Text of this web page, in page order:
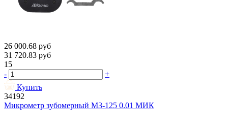
26 000.68 руб
31 720.83 руб
15
-
+
Купить
34192
Микрометр зубомерный МЗ-125 0.01 МИК